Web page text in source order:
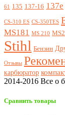
61 135 137-16 137e
CS-310 ES CS-350TES
MS181 MS 210
Stihl Бензин
Отзывы
карбюратор
2014-2016 Все о
Сравнить товары